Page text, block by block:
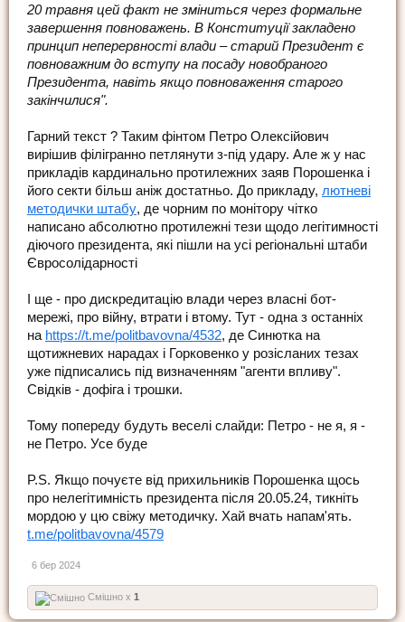
20 травня цей факт не зміниться через формальне
завершення повноважень. В Конституції закладено
принцип неперервності влади – старий Президент є
повноважним до вступу на посаду новобраного
Президента, навіть якщо повноваження старого
закінчилися".
Гарний текст ? Таким фінтом Петро Олексійович
вирішив філігранно петлянути з-під удару. Але ж у нас
прикладів кардинально протилежних заяв Порошенка і
його секти більш аніж достатньо. До прикладу, лютневі
методички штабу, де чорним по монітору чітко
написано абсолютно протилежні тези щодо легітимності
діючого президента, які пішли на усі регіональні штаби
Євросолідарності
І ще - про дискредитацію влади через власні бот-
мережі, про війну, втрати і втому. Тут - одна з останніх
на https://t.me/politbavovna/4532, де Синютка на
щотижневих нарадах і Горковенко у розісланих тезах
уже підписались під визначенням "агенти впливу".
Свідків - дофіга і трошки.
Тому попереду будуть веселі слайди: Петро - не я, я -
не Петро. Усе буде
P.S. Якщо почуєте від прихильників Порошенка щось
про нелегітимність президента після 20.05.24, тикніть
мордою у цю свіжу методичку. Хай вчать напам'ять.
t.me/politbavovna/4579
6 бер 2024
Смішно x 1